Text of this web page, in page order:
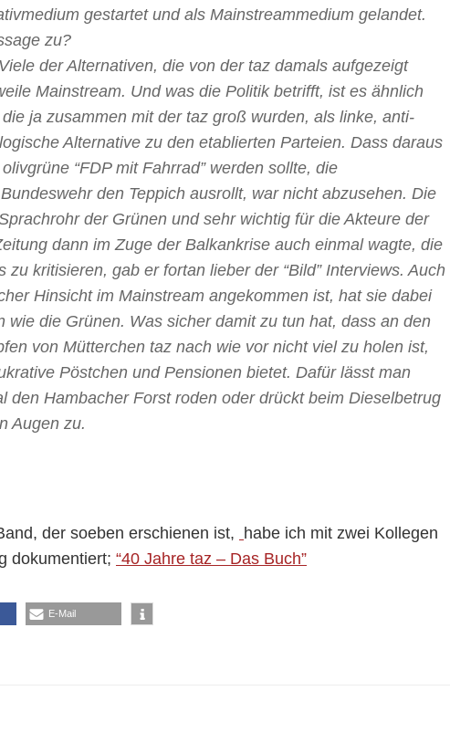
gestartet und als Mainstreammedium gelandet.
zu?
Viele der Alternativen, die von der taz damals aufgezeigt
Mainstream. Und was die Politik betrifft, ist es ähnlich
ja zusammen mit der taz groß wurden, als linke, anti-
Alternative zu den etablierten Parteien. Dass daraus
“FDP mit Fahrrad” werden sollte, die
den Teppich ausrollt, war nicht abzusehen. Die
der Grünen und sehr wichtig für die Akteure der
dann im Zuge der Balkankrise auch einmal wagte, die
zu kritisieren, gab er fortan lieber der “Bild” Interviews. Auch
Hinsicht im Mainstream angekommen ist, hat sie dabei
wie die Grünen. Was sicher damit zu tun hat, dass an den
von Mütterchen taz nach wie vor nicht viel zu holen ist,
Pöstchen und Pensionen bietet. Dafür lässt man
den Hambacher Forst roden oder drückt beim Dieselbetrug
Augen zu.
der soeben erschienen ist,
habe ich mit zwei Kollegen
dokumentiert; “40 Jahre taz – Das Buch”
E-Mail